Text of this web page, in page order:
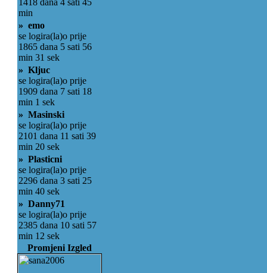
1418 dana 4 sati 45
min
» emo
se logira(la)o prije
1865 dana 5 sati 56
min 31 sek
» Kljuc
se logira(la)o prije
1909 dana 7 sati 18
min 1 sek
» Masinski
se logira(la)o prije
2101 dana 11 sati 39
min 20 sek
» Plasticni
se logira(la)o prije
2296 dana 3 sati 25
min 40 sek
» Danny71
se logira(la)o prije
2385 dana 10 sati 57
min 12 sek
Promjeni Izgled